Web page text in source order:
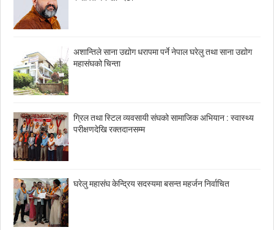
अशान्तिले साना उद्योग धरापमा पर्ने नेपाल घरेलु तथा साना उद्योग
महासंघको चिन्ता
ग्रिल तथा स्टिल व्यवसायी संघको सामाजिक अभियान : स्वास्थ्य
परीक्षणदेखि रक्तदानसम्म
घरेलु महासंघ केन्द्रिय सदस्यमा बसन्त महर्जन निर्वाचित